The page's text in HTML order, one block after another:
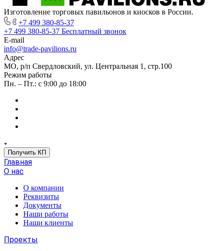
Изготовление торговых павильонов и киосков в России.
+7 499 380-85-37
+7 499 380-85-37 Бесплатный звонок
E-mail
info@trade-pavilions.ru
Адрес
МО, р/п Свердловский, ул. Центральная 1, стр.100
Режим работы
Пн. – Пт.: с 9:00 до 18:00
Получить КП
Главная
О нас
О компании
Реквизиты
Документы
Наши работы
Наши клиенты
Проекты